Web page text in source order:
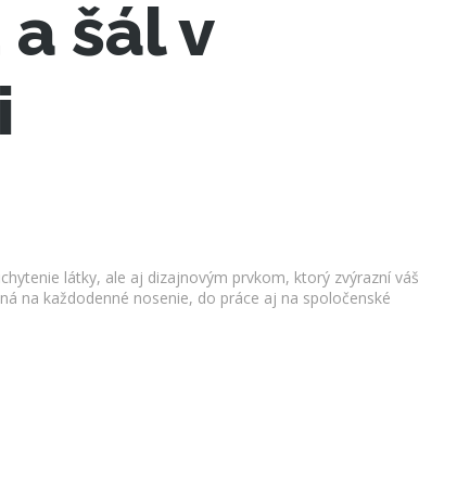
šál v
látky, ale aj dizajnovým prvkom, ktorý zvýrazní váš
na každodenné nosenie, do práce aj na spoločenské